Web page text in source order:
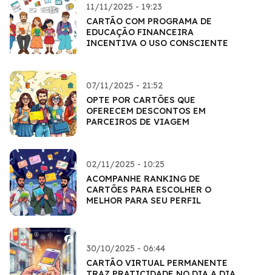
11/11/2025 - 19:23
CARTÃO COM PROGRAMA DE
EDUCAÇÃO FINANCEIRA
INCENTIVA O USO CONSCIENTE
07/11/2025 - 21:52
OPTE POR CARTÕES QUE
OFERECEM DESCONTOS EM
PARCEIROS DE VIAGEM
02/11/2025 - 10:25
ACOMPANHE RANKING DE
CARTÕES PARA ESCOLHER O
MELHOR PARA SEU PERFIL
30/10/2025 - 06:44
CARTÃO VIRTUAL PERMANENTE